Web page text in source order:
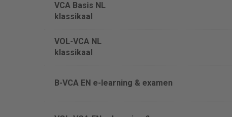
VCA Basis NL
klassikaal
VOL-VCA NL
klassikaal
B-VCA EN e-learning & examen